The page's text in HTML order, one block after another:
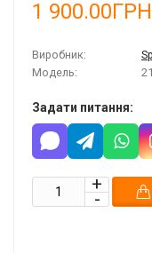
1
Виробник:
Модель:
Задати питання: